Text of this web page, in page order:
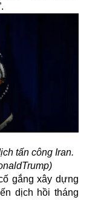
tấn công Iran.
gắng xây dựng
dịch hồi tháng